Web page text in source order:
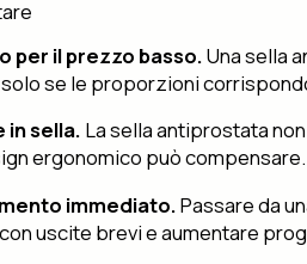
per il prezzo basso.Una sella
se le proporzioni
in sella. La sella antiprostata
ergonomico può
immediato.Passare da
uscite brevi e aumentare